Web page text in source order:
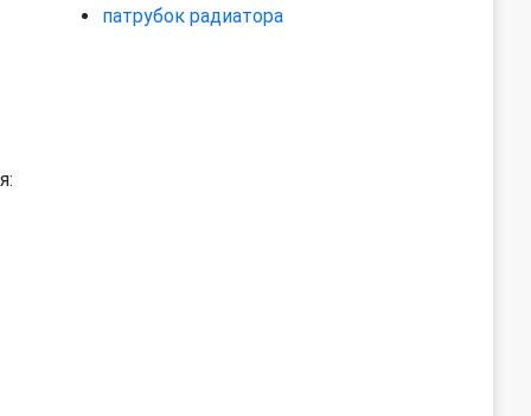
патрубок радиатора